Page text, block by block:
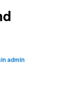
admin